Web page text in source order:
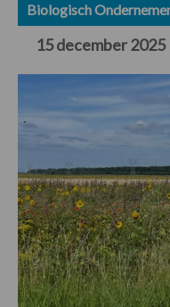
Biologisch
15 december 2025